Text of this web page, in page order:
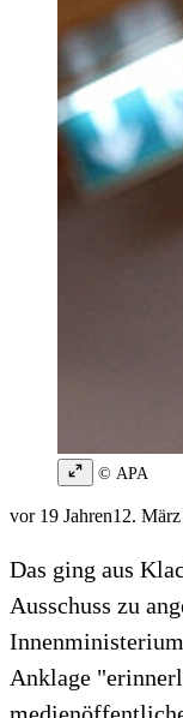
© APA
vor 19 Jahren12.
Das ging aus
Ausschuss zu
Anklage